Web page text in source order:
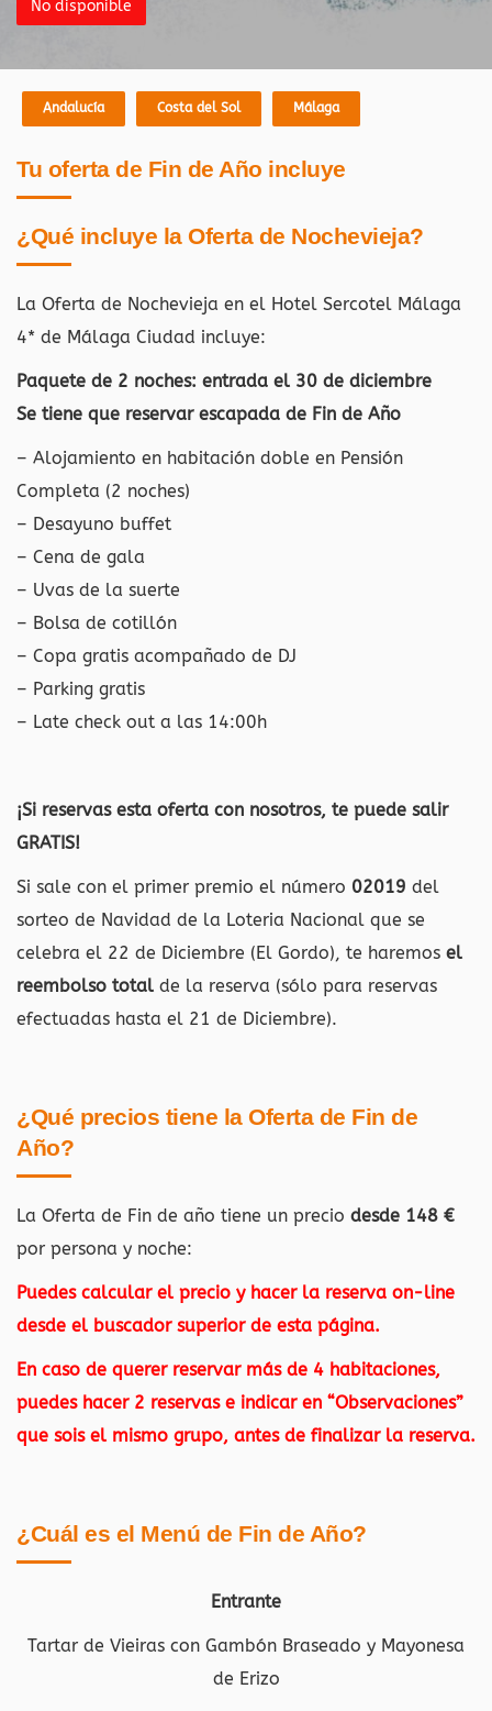
No disponible
Andalucía Costa del Sol Málaga
Tu oferta de Fin de Año incluye
¿Qué incluye la Oferta de Nochevieja?
La Oferta de Nochevieja en el Hotel Sercotel Málaga
4* de Málaga Ciudad incluye:
Paquete de 2 noches: entrada el 30 de diciembre
Se tiene que reservar escapada de Fin de Año
– Alojamiento en habitación doble en Pensión
Completa (2 noches)
– Desayuno buffet
– Cena de gala
– Uvas de la suerte
– Bolsa de cotillón
– Copa gratis acompañado de DJ
– Parking gratis
– Late check out a las 14:00h
¡Si reservas esta oferta con nosotros, te puede salir
GRATIS!
Si sale con el primer premio el número 02019 del
sorteo de Navidad de la Loteria Nacional que se
celebra el 22 de Diciembre (El Gordo), te haremos el
reembolso total de la reserva (sólo para reservas
efectuadas hasta el 21 de Diciembre).
¿Qué precios tiene la Oferta de Fin de
Año?
La Oferta de Fin de año tiene un precio desde 148 €
por persona y noche:
Puedes calcular el precio y hacer la reserva on-line
desde el buscador superior de esta página.
En caso de querer reservar más de 4 habitaciones,
puedes hacer 2 reservas e indicar en “Observaciones”
que sois el mismo grupo, antes de finalizar la reserva.
¿Cuál es el Menú de Fin de Año?
Entrante
Tartar de Vieiras con Gambón Braseado y Mayonesa
de Erizo